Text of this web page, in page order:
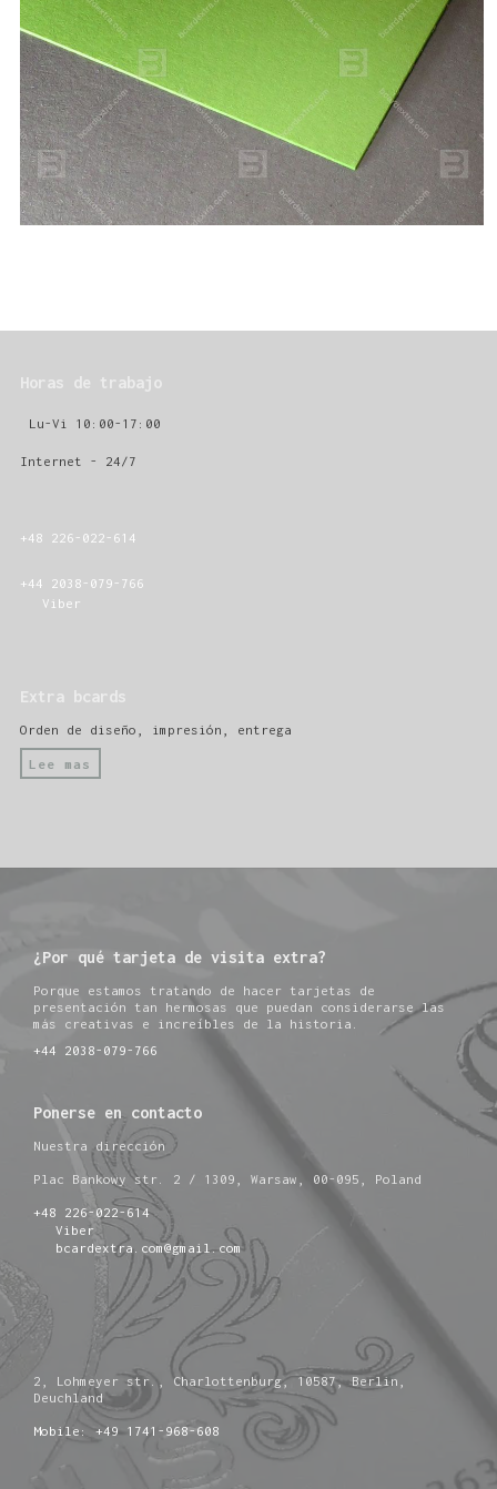
Horas de trabajo
Lu-Vi 10:00-17:00
Internet - 24/7
+48 226-022-614
+44 2038-079-766
Viber
Extra bcards
Orden de diseño, impresión, entrega
Lee mas
¿Por qué tarjeta de visita extra?
Porque estamos tratando de hacer tarjetas de
presentación tan hermosas que puedan considerarse las
más creativas e increíbles de la historia.
+44 2038-079-766
Ponerse en contacto
Nuestra dirección
Plac Bankowy str. 2 / 1309, Warsaw, 00-095, Poland
+48 226-022-614
Viber
bcardextra.com@gmail.com
2, Lohmeyer str., Charlottenburg, 10587, Berlin,
Deuchland
Mobile: +49 1741-968-608